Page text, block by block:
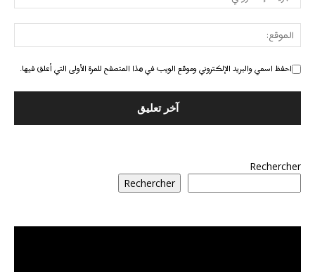
احفظ اسمي والبريد الإلكتروني وموقع الويب في هذا المتصفح للمرة الأولى التي أعلق فيها.
Rechercher
Rechercher